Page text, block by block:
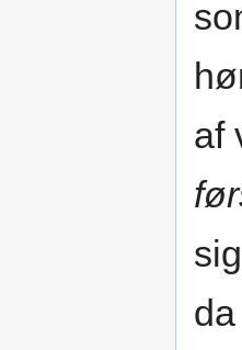
af